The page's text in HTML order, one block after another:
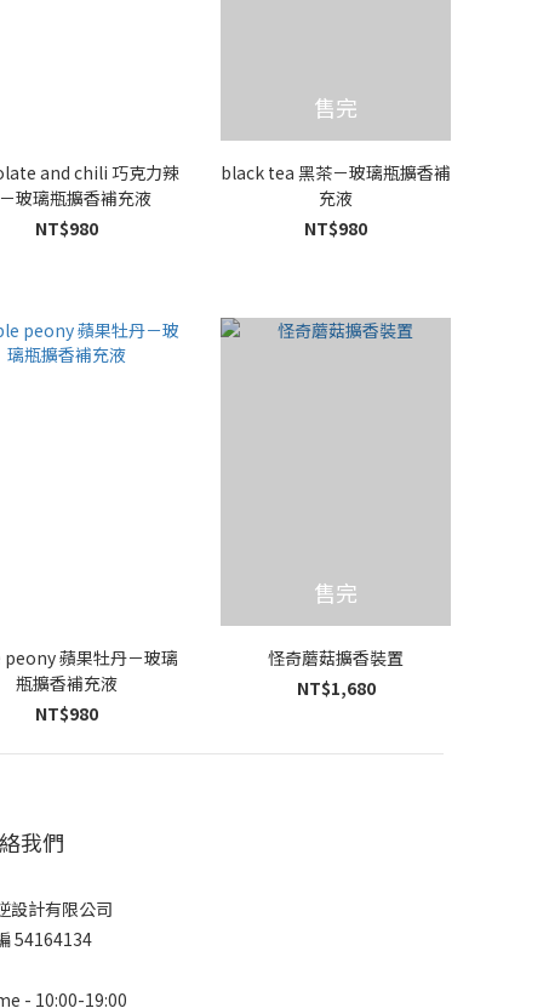
and chili 巧克力辣
玻璃瓶擴香補充液
NT$980
售完
black tea 黑茶－玻璃瓶擴香補
充液
NT$980
蘋果牡丹－玻璃
瓶擴香補充液
NT$980
售完
怪奇蘑菇擴香裝置
NT$1,680
我們
設計有限公司
54164134
- 10:00-19:00